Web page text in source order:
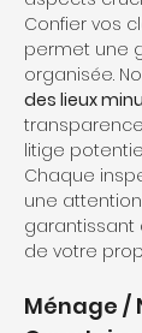
Confier vos
permet une
organisée.
des lieux
litige
Chaque
une
garantissant
de votre
Ménage /